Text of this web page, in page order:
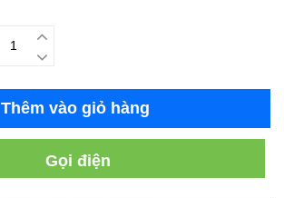
Thêm vào giỏ hàng
Gọi điện